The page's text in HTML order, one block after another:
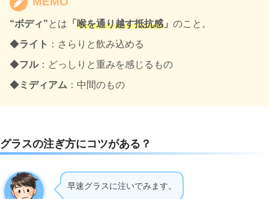
“ボディ”とは 「 喉を通り越す抵抗感 」 のこと。
◆ライト ：さらりと飲み込める
◆フル：どっしりと重みを感じるもの
◆ミディアム ：中間のもの
グラスの注ぎ方にコツがある？
早速グラスに注いでみます。